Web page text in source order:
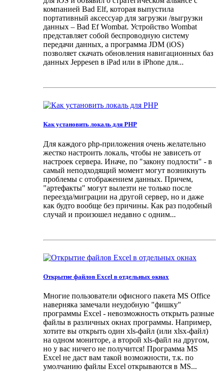
компанией Bad Elf, которая выпустила
портативный аксессуар для загрузки /выгрузки
данных – Bad Ef Wombat. Устройство Wombat
представляет собой беспроводную систему
передачи данных, а программа JDM (iOS)
позволяет скачать обновления навигационных баз
данных Jeppesen в iPad или в iPhone для...
Как установить локаль для PHP
Для каждого php-приложения очень желательно
жестко настроить локаль, чтобы не зависеть от
настроек сервера. Иначе, по "закону подлости" - в
самый неподходящий момент могут возникнуть
проблемы с отображением данных. Причем,
"артефакты" могут вылезти не только после
переезда/миграции на другой сервер, но и даже
как будто вообще без причины. Как раз подобный
случай и произошел недавно с одним...
Открытие файлов Excel в отдельных окнах
Многие пользователи офисного пакета MS Office
наверняка замечали неудобную "фишку"
программы Excel - невозможность открыть разные
файлы в различных окнах программы. Например,
хотите вы открыть один xls-файл (или xlsx-файл)
на одном мониторе, а второй xls-файл на другом,
но у вас ничего не получится! Программа MS
Excel не даст вам такой возможности, т.к. по
умолчанию файлы Excel открываются в MS...